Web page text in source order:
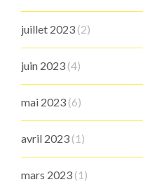
juillet 2023 (2)
juin 2023 (4)
mai 2023 (6)
avril 2023 (1)
mars 2023 (1)